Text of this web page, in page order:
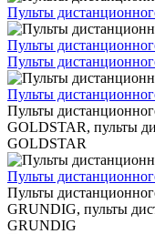
Пульты
Пульты
Пульты
Пульты
Пульты
GOLDSTAR, пульты
GOLDSTAR
Пульты
Пульты
GRUNDIG, пульты
GRUNDIG